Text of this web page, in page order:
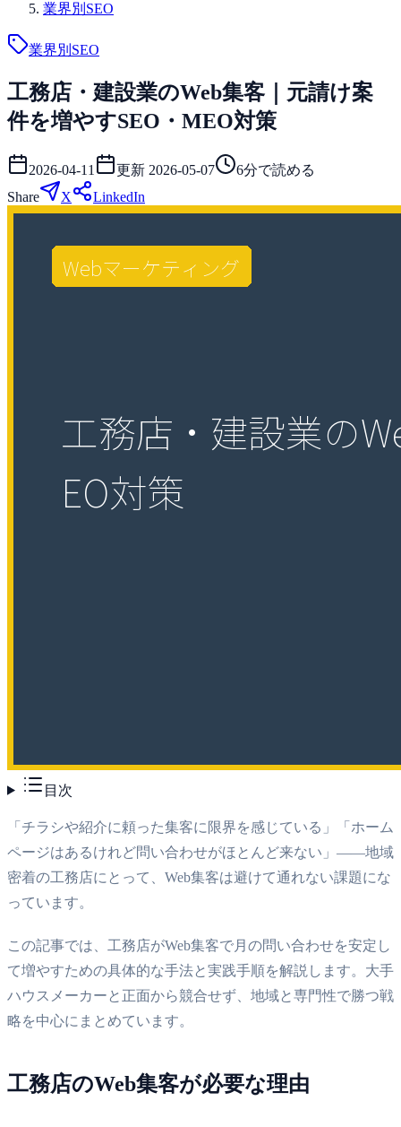
業界別SEO
業界別SEO
工務店・建設業のWeb集客｜元請け案
件を増やすSEO・MEO対策
2026-04-11 更新 2026-05-07 6分で読める
Share
X LinkedIn
目次
「チラシや紹介に頼った集客に限界を感じている」「ホーム
ページはあるけれど問い合わせがほとんど来ない」——地域
密着の工務店にとって、Web集客は避けて通れない課題にな
っています。
この記事では、工務店がWeb集客で月の問い合わせを安定し
て増やすための具体的な手法と実践手順を解説します。大手
ハウスメーカーと正面から競合せず、地域と専門性で勝つ戦
略を中心にまとめています。
工務店のWeb集客が必要な理由